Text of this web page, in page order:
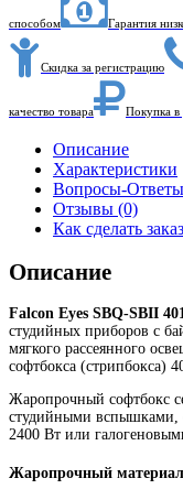
способом Гарантия
Скидка за регистрацию
качество товара Покупка в
Описание
Характеристики
Вопросы-
Отзывы (0)
Как сделать
Описание
Falcon Eyes SBQ-SBII
студийных приборов с
мягкого рассеянного
софтбокса (стрипбокса)
Жаропрочный софтбокс
студийными вспышками,
2400 Вт или
Жаропрочный материал